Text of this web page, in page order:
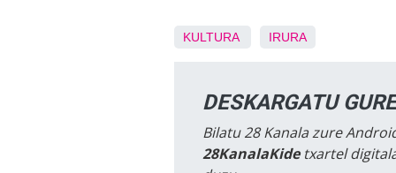
KULTURA IRURA
DESKARGATU
Bilatu 28 Kanala zure
28KanalaKidetxartel